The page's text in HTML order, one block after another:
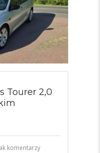
Tourer 2,0
komentarzy